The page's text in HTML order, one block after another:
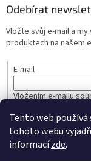
Tento web
tohoto webu
informacízde.
Odebírat
Vložte svůj e-mail a
produktech na našem
E-mail
Vložením e-mailu
PŘIHLÁSIT SE